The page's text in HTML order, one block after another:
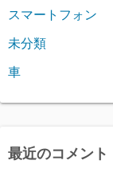
スマートフォン
未分類
車
最近のコメント